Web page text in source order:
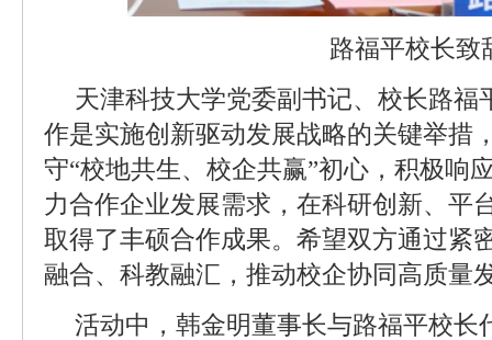
路福平校长致
天津科技大学党委副书记、校长路福
作是实施创新驱动发展战略的关键举措
守“校地共生、校企共赢”初心，积极响
力合作企业发展需求，在科研创新、平
取得了丰硕合作成果。希望双方通过紧
融合、科教融汇，推动校企协同高质量
活动中，韩金明董事长与路福平校长